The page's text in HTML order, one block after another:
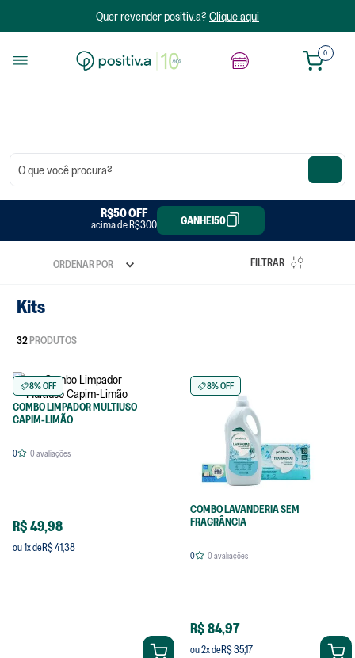
Quer revender positiv.a? Clique aqui
0
O que você procura?
R$20 OFF
acima de R$150 GANHEI20
R$50 OFF
acima de R$300 GANHEI50
ORDENAR POR FILTRAR
Kits
32PRODUTOS
8% OFF
COMBO LIMPADOR MULTIUSO
CAPIM-LIMÃO
0 0avaliações
R$ 49,98
ou1x deR$ 41,38
8% OFF
COMBO LAVANDERIA SEM
FRAGRÂNCIA
0 0avaliações
R$ 84,97
ou2x deR$ 35,17